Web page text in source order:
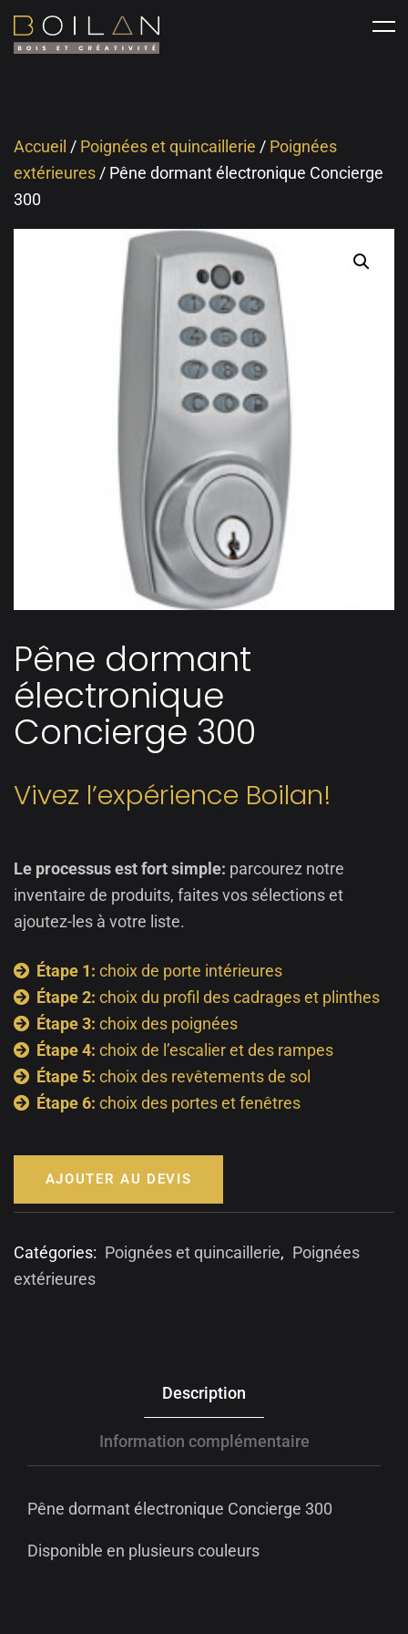
Accueil / Poignées et quincaillerie / Poignées
extérieures / Pêne dormant électronique Concierge
300
Pêne dormant
électronique
Concierge 300
Vivez l’expérience Boilan!
Le processus est fort simple: parcourez notre
inventaire de produits, faites vos sélections et
ajoutez-les à votre liste.
Étape 1: choix de porte intérieures
Étape 2: choix du profil des cadrages et plinthes
Étape 3: choix des poignées
Étape 4: choix de l’escalier et des rampes
Étape 5: choix des revêtements de sol
Étape 6: choix des portes et fenêtres
AJOUTER AU DEVIS
Catégories: Poignées et quincaillerie, Poignées
extérieures
Description
Information complémentaire
Pêne dormant électronique Concierge 300
Disponible en plusieurs couleurs